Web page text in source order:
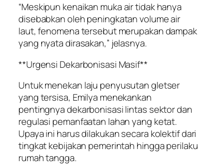
“Meskipun kenaikan muka air tidak hanya
disebabkan oleh peningkatan volume air
laut, fenomena tersebut merupakan dampak
yang nyata dirasakan,” jelasnya.
**Urgensi Dekarbonisasi Masif**
Untuk menekan laju penyusutan gletser
yang tersisa, Emilya menekankan
pentingnya dekarbonisasi lintas sektor dan
regulasi pemanfaatan lahan yang ketat.
Upaya ini harus dilakukan secara kolektif dari
tingkat kebijakan pemerintah hingga perilaku
rumah tangga.